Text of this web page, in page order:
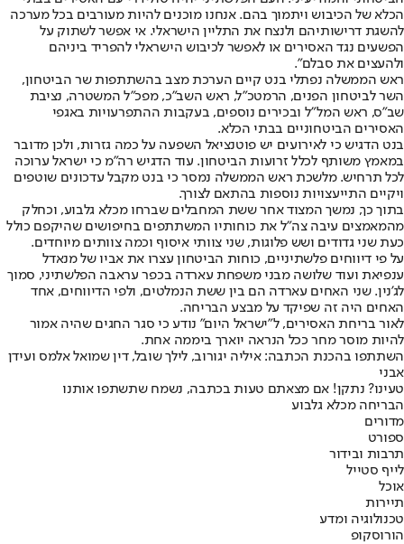
הכלא של הכיבוש ויתמוך בהם. אנחנו מוכנים להיות מעורבים בכל מערכה
להשגת דרישותיהם ולנצח את התליין הישראלי. אי אפשר לשתוק על
הפשעים נגד האסירים או לאפשר לכיבוש הישראלי להפריד ביניהם
ולהעצים את סבלם".
ראש הממשלה נפתלי בנט קיים הערכת מצב בהשתתפות שר הביטחון,
השר לביטחון הפנים, הרמטכ"ל, ראש השב"כ, מפכ"ל המשטרה, נציבת
שב"ס, ראש המל"ל ובכירים נוספים, בעקבות ההתפרעויות באגפי
האסירים הביטחוניים בבתי הכלא.
בנט הדגיש כי לאירועים יש פוטנציאל השפעה על כמה גזרות, ולכן מדובר
במאמץ משותף לכלל זרועות הביטחון. עוד הדגיש רה"מ כי ישראל ערוכה
לכל תרחיש. מלשכת ראש הממשלה נמסר כי בנט מקבל עדכונים שוטפים
ויקיים התייעצויות נוספות בהתאם לצורך.
בתוך כך, נמשך המצוד אחר ששת המחבלים שברחו מכלא גלבוע, וכחלק
מהמאמצים עיבה צה"ל את כוחותיו המשתתפים בחיפושים שהיקפם כולל
כעת שני גדודים ושש פלוגות, שני צוותי איסוף וכמה צוותים מיוחדים.
על פי דיווחים פלשתיניים, כוחות הביטחון עצרו את אביו של מנאדל
ענפיאת ועוד שלושה מבני משפחת עארדה בכפר עראבה הפלשתיני, סמוך
לג’נין. שני האחים עארדה הם בין ששת הנמלטים, ולפי הדיווחים, אחד
האחים היה זה שפיקד על מבצע הבריחה.
לאור בריחת האסירים, ל"ישראל היום" נודע כי סגר החגים שהיה אמור
להיות מוסר מחר ככל הנראה יוארך ביממה אחת.
השתתפו בהכנת הכתבה: איליה יגורוב, לילך שובל, דין שמואל אלמס ועידן
אבני
טעינו? נתקן! אם מצאתם טעות בכתבה, נשמח שתשתפו אותנו
הבריחה מכלא גלבוע
מדורים
ספורט
תרבות ובידור
לייף סטייל
אוכל
תיירות
טכנולוגיה ומדע
הורוסקופ